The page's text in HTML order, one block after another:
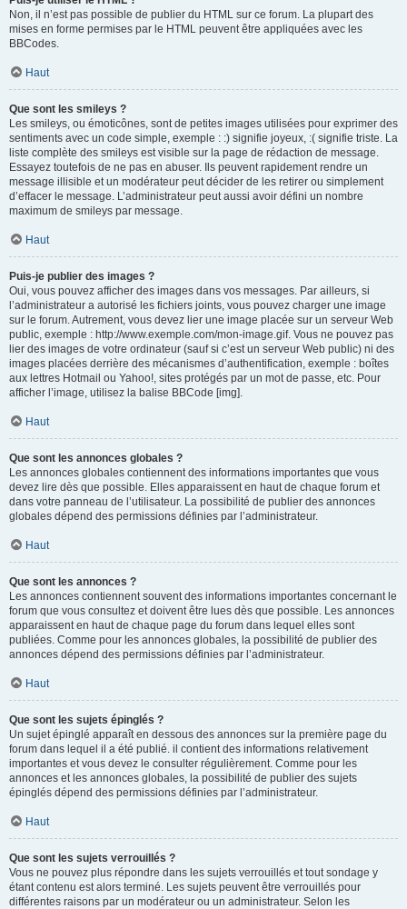
Non, il n’est pas possible de publier du HTML sur ce forum. La plupart des
mises en forme permises par le HTML peuvent être appliquées avec les
BBCodes.
Haut
Que sont les smileys ?
Les smileys, ou émoticônes, sont de petites images utilisées pour exprimer des
sentiments avec un code simple, exemple : :) signifie joyeux, :( signifie triste. La
liste complète des smileys est visible sur la page de rédaction de message.
Essayez toutefois de ne pas en abuser. Ils peuvent rapidement rendre un
message illisible et un modérateur peut décider de les retirer ou simplement
d’effacer le message. L’administrateur peut aussi avoir défini un nombre
maximum de smileys par message.
Haut
Puis-je publier des images ?
Oui, vous pouvez afficher des images dans vos messages. Par ailleurs, si
l’administrateur a autorisé les fichiers joints, vous pouvez charger une image
sur le forum. Autrement, vous devez lier une image placée sur un serveur Web
public, exemple : http://www.exemple.com/mon-image.gif. Vous ne pouvez pas
lier des images de votre ordinateur (sauf si c’est un serveur Web public) ni des
images placées derrière des mécanismes d’authentification, exemple : boîtes
aux lettres Hotmail ou Yahoo!, sites protégés par un mot de passe, etc. Pour
afficher l’image, utilisez la balise BBCode [img].
Haut
Que sont les annonces globales ?
Les annonces globales contiennent des informations importantes que vous
devez lire dès que possible. Elles apparaissent en haut de chaque forum et
dans votre panneau de l’utilisateur. La possibilité de publier des annonces
globales dépend des permissions définies par l’administrateur.
Haut
Que sont les annonces ?
Les annonces contiennent souvent des informations importantes concernant le
forum que vous consultez et doivent être lues dès que possible. Les annonces
apparaissent en haut de chaque page du forum dans lequel elles sont
publiées. Comme pour les annonces globales, la possibilité de publier des
annonces dépend des permissions définies par l’administrateur.
Haut
Que sont les sujets épinglés ?
Un sujet épinglé apparaît en dessous des annonces sur la première page du
forum dans lequel il a été publié. il contient des informations relativement
importantes et vous devez le consulter régulièrement. Comme pour les
annonces et les annonces globales, la possibilité de publier des sujets
épinglés dépend des permissions définies par l’administrateur.
Haut
Que sont les sujets verrouillés ?
Vous ne pouvez plus répondre dans les sujets verrouillés et tout sondage y
étant contenu est alors terminé. Les sujets peuvent être verrouillés pour
différentes raisons par un modérateur ou un administrateur. Selon les